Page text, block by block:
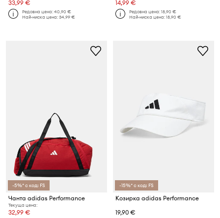
33,99 €
Редовна цена:40,90 €
Най-ниска цена:34,99 €
14,99 €
Редовна цена:18,90 €
Най-ниска цена:18,90 €
-5%* с код: FS
Чанта adidas Performance
Текуща цена:
32,99 €
-15%* с код: FS
Козирка adidas Performance
19,90 €